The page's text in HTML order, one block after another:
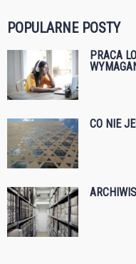
POPULARNE POSTY
PRACA
CO NIE